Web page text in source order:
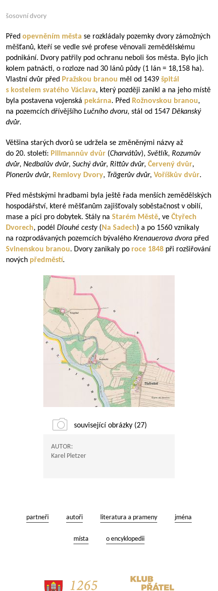
šosovní dvory
Před opevněním města se rozkládaly pozemky dvory zámožných
měšťanů, kteří se vedle své profese věnovali zemědělskému
podnikání. Dvory patřily pod ochranu neboli šos města. Bylo jich
kolem patnácti, o rozloze nad 30 lánů půdy (1 lán = 18,158 ha).
Vlastní dvůr před Pražskou branou měl od 1439 špitál
s kostelem svatého Václava, který později zanikl a na jeho místě
byla postavena vojenská pekárna. Před Rožnovskou branou,
na pozemcích dřívějšího Lučního dvoru, stál od 1547 Děkanský
dvůr.
Většina starých dvorů se udržela se změněnými názvy až
do 20. století: Pillmannův dvůr (Charvátův), Světlík, Rozumův
dvůr, Nedbalův dvůr, Suchý dvůr, Rittův dvůr, Červený dvůr,
Plonerův dvůr, Remlovy Dvory, Trägerův dvůr, Voříškův dvůr.
Před městskými hradbami byla ještě řada menších zemědělských
hospodářství, které měšťanům zajišťovaly soběstačnost v obilí,
mase a píci pro dobytek. Stály na Starém Městě, ve Čtyřech
Dvorech, podél Dlouhé cesty (Na Sadech) a po 1560 vznikaly
na rozprodávaných pozemcích bývalého Krenauerova dvora před
Svinenskou branou. Dvory zanikaly po roce 1848 při rozšiřování
nových předměstí.
související obrázky (27)
AUTOR:
Karel Pletzer
partneři autoři literatura a prameny jména
místa o encyklopedii